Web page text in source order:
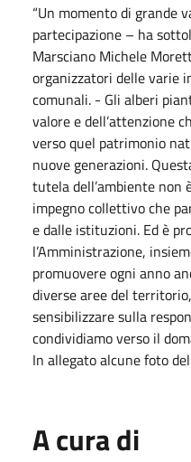
“Un momento di grande
partecipazione – ha
Marsciano Michele
organizzatori delle varie
comunali. - Gli alberi
valore e dell’attenzione
verso quel patrimonio
nuove generazioni.
tutela dell’ambiente non
impegno collettivo che
e dalle istituzioni. Ed è
l’Amministrazione,
promuovere ogni anno
diverse aree del
sensibilizzare sulla
condividiamo verso il
In allegato alcune foto
A cura di